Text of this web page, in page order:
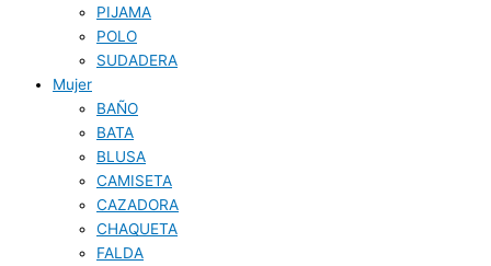
PIJAMA
POLO
SUDADERA
Mujer
BAÑO
BATA
BLUSA
CAMISETA
CAZADORA
CHAQUETA
FALDA